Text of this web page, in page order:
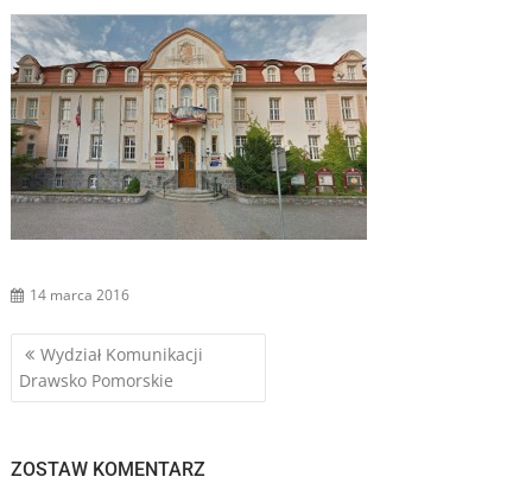
14 marca 2016
Nawigacja
wpisu
Wydział Komunikacji
Drawsko Pomorskie
ZOSTAW KOMENTARZ